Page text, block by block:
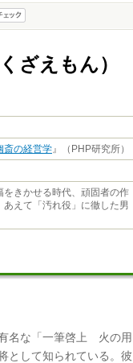
ざえもん）
斎の経営学』（PHP研究所）
きかせる時代、頑固者の作
えて「汚れ役」に徹した男
名な「一筆啓上 火の用
して知られている。彼